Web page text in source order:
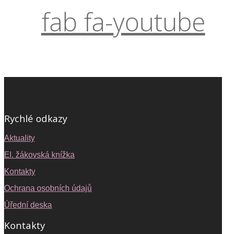
fab fa-youtube
Rychlé odkazy
Aktuality
El. žákovská knížka
Kontakty
Ochrana osobních údajů
Úřední deska
Kontakty